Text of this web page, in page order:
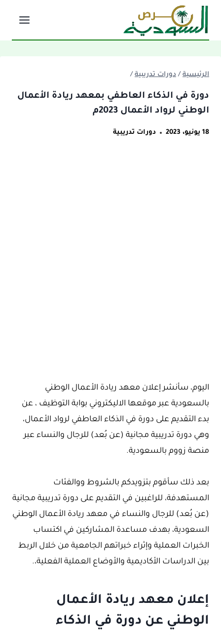
التجاوز
المحتوى
الرئيسية / دورات تدريبية /
دورة في الذكاء العاطفي بمعهد ريادة الأعمال
الوطني لرواد الأعمال 2023م
18 يونيو، 2023 دورات تدريبية
اليوم، سأنشر إعلان معهد ريادة الأعمال الوطني
بالسعودية عبر موقعها الاليكتروني بوابة التوظيف ، عن
بدء التقديم على دورة في الذكاء العاطفي لرواد الأعمال،
وهي دورة تدريبية مجانية (عن بُعد) للرجال والنساء عبر
منصة زووم بالسعودية.
بعد ذلك سأقوم بتزويدكم بالشروط ووالفئات
المستهدفة، للراغبين في التقديم على دورة تدريبية مجانية
(عن بُعد) للرجال والنساء في معهد ريادة الأعمال الوطني
السعودية، بهدف مساعدة المشاركين في اكتساب
الخبرات العملية وإثراء خبراتهم الجامعية من خلال الربط
بين الدراسات الأكاديمية والأوضاع العملية الفعلية،.
إعلان معهد ريادة الأعمال
الوطني عن دورة في الذكاء